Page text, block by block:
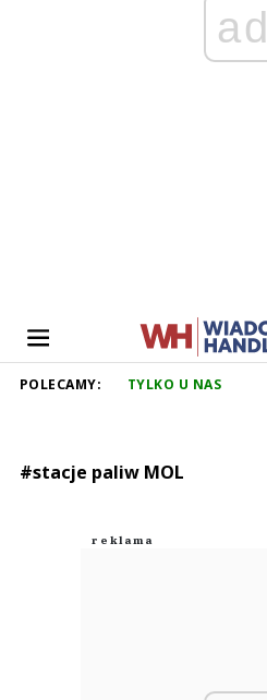
ad
POLECAMY: TYLKO U NAS
#stacje paliw MOL